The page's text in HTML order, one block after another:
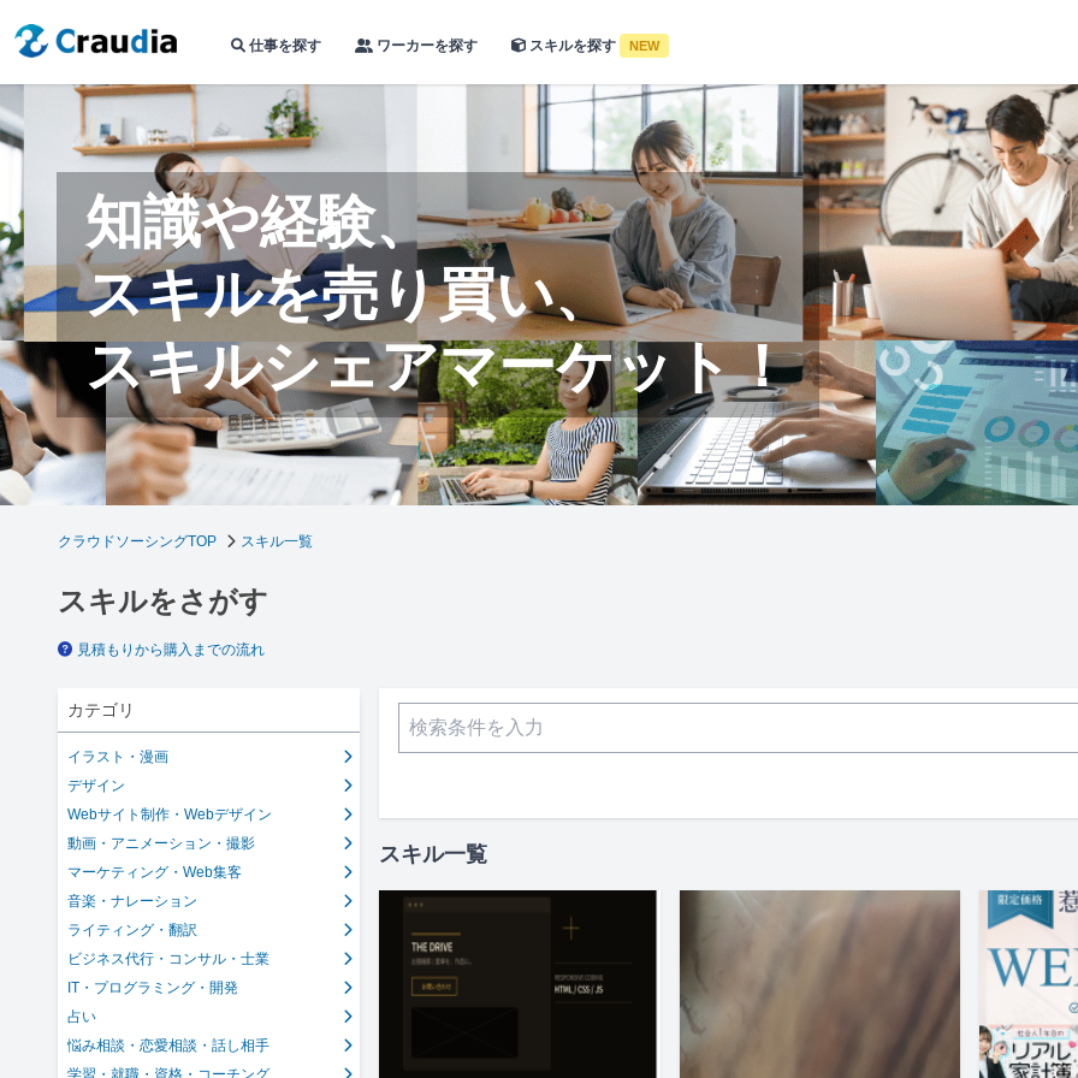
仕事を探す ワーカーを探す スキルを探す NEW
知識や経験、
スキルを売り買い、
スキルシェアマーケット！
クラウドソーシングTOP スキル一覧
スキルをさがす
見積もりから購入までの流れ
カテゴリ
イラスト・漫画
デザイン
Webサイト制作・Webデザイン
動画・アニメーション・撮影
マーケティング・Web集客
音楽・ナレーション
ライティング・翻訳
ビジネス代行・コンサル・士業
IT・プログラミング・開発
占い
悩み相談・恋愛相談・話し相手
学習・就職・資格・コーチング
スキル一覧